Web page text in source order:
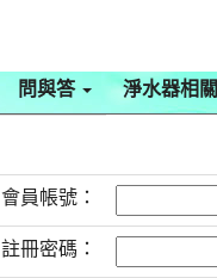
問與答 淨水器相關
會員帳號：
註冊密碼：